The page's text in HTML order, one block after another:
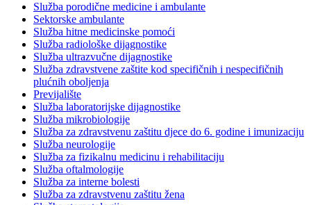
Služba porodične medicine i ambulante
Sektorske ambulante
Služba hitne medicinske pomoći
Služba radiološke dijagnostike
Služba ultrazvučne dijagnostike
Služba zdravstvene zaštite kod specifičnih i nespecifičnih
plućnih oboljenja
Previjalište
Služba laboratorijske dijagnostike
Služba mikrobiologije
Služba za zdravstvenu zaštitu djece do 6. godine i imunizaciju
Služba neurologije
Služba za fizikalnu medicinu i rehabilitaciju
Služba oftalmologije
Služba za interne bolesti
Služba za zdravstvenu zaštitu žena